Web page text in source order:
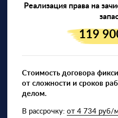
Реализация права на
119
Стоимость договора
от сложности и сроков
делом.
В рассрочку: от 4 734 руб/